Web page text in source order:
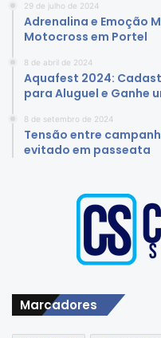
29 de julho de 2024
Adrenalina e Emoção
Motocross em Portel
8 de abril de 2024
Aquafest 2024:
para Aluguel e Ganhe
8 de setembro de 2024
Tensão entre
evitado em passeata
Marcadores